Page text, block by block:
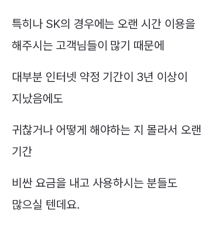
특히나 SK의 경우에는 오랜 시간 이용을
해주시는 고객님들이 많기 때문에
대부분 인터넷 약정 기간이 3년 이상이
지났음에도
귀찮거나 어떻게 해야하는 지 몰라서 오랜
기간
비싼 요금을 내고 사용하시는 분들도
많으실 텐데요.